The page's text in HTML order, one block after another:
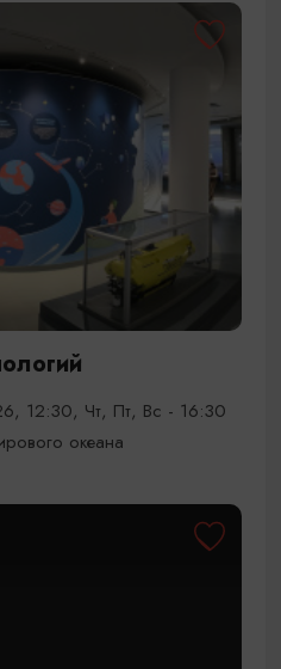
12:30, Чт, Пт, Вс - 16:30
океана